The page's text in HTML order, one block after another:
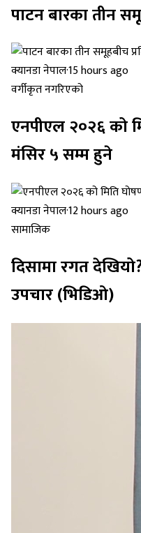
पाटन बारका तीन
क्यानडा नेपाल·15 hours ago
वर्गीकृत नगरिएको
एनपीएल २०२६ को
मंसिर ५ सम्म हुने
क्यानडा नेपाल·12 hours ago
सामाजिक
दिसामा रगत
उपचार (भिडिओ)